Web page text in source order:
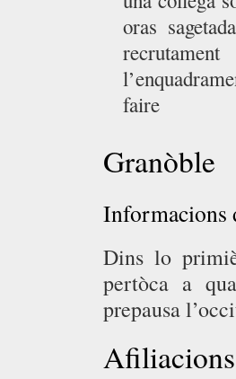
oras
faire
Granòble
Informacions
Dins lo
pertòca a
prepausa